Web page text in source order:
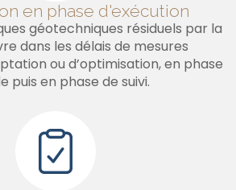
en phase d'exécution
géotechniques résiduels par la
dans les délais de mesures
ou d’optimisation, en phase
puis en phase de suivi.